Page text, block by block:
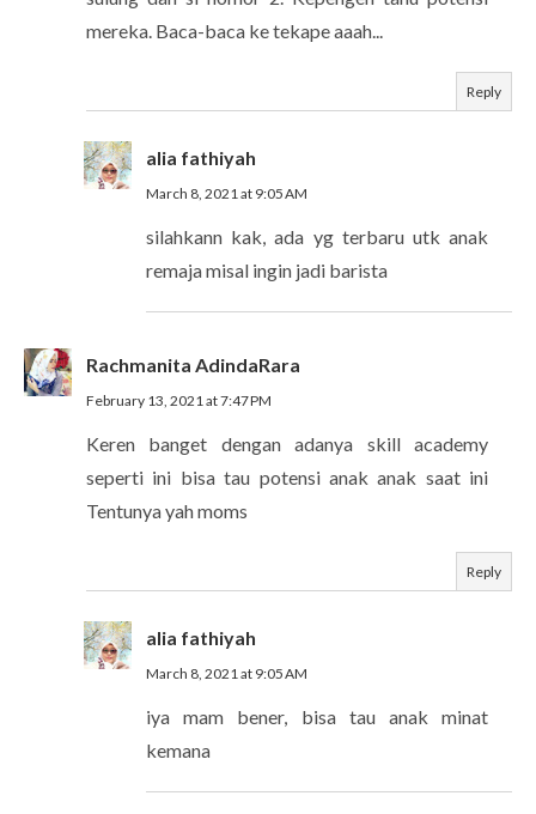
mereka. Baca-baca ke tekape aaah...
Reply
alia fathiyah
March 8, 2021 at 9:05 AM
silahkann kak, ada yg terbaru utk anak
remaja misal ingin jadi barista
Rachmanita AdindaRara
February 13, 2021 at 7:47 PM
Keren banget dengan adanya skill academy
seperti ini bisa tau potensi anak anak saat ini
Tentunya yah moms
Reply
alia fathiyah
March 8, 2021 at 9:05 AM
iya mam bener, bisa tau anak minat
kemana